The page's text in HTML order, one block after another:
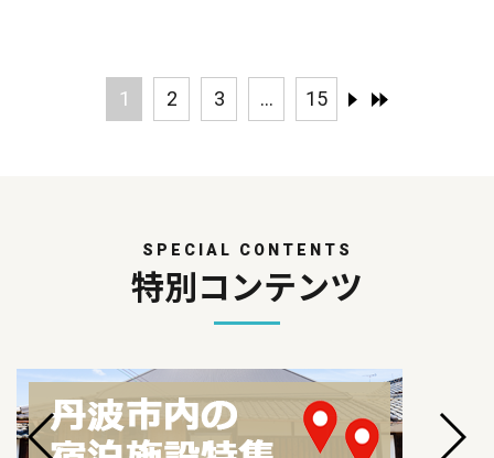
1 2 3 ... 15
SPECIAL CONTENTS
特別コンテンツ